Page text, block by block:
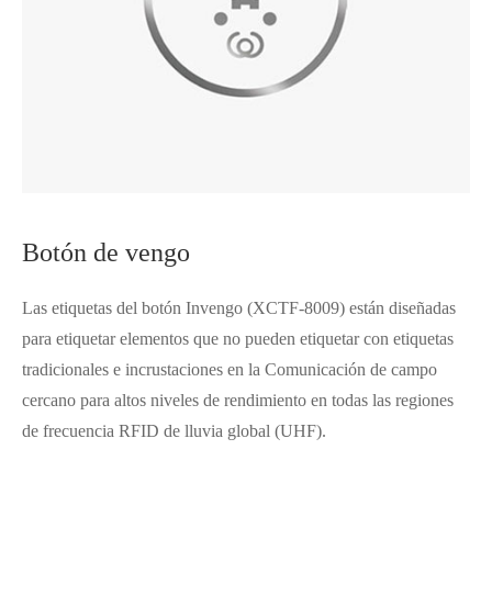
Botón de vengo
Las etiquetas del botón Invengo (XCTF-8009) están diseñadas
para etiquetar elementos que no pueden etiquetar con etiquetas
tradicionales e incrustaciones en la Comunicación de campo
cercano para altos niveles de rendimiento en todas las regiones
de frecuencia RFID de lluvia global (UHF).